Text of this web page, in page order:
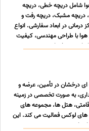
شامل دریچه خطی، دریچه
دریچه مشبک، دریچه رفت و
در ابعاد سفارشی. انواع
هوا با طراحی مهندسی، کیفیت
ابعاد و مشخصات ... ...
درخشان در تأمین، عرضه و
به صورت تخصصی در زمینه
اقامتی، هتل ها، مجموعه های
های لوکس فعالیت می کند. این
استا ... ...